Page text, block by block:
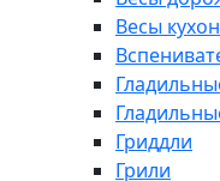
Весы
Гриддли
Грили